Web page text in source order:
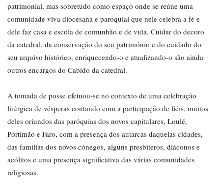
patrimonial, mas sobretudo como espaço onde se reúne uma
comunidade viva diocesana e paroquial que nele celebra a fé e
dele faz casa e escola de comunhão e de vida. Cuidar do decoro
da catedral, da conservação do seu património e do cuidado do
seu arquivo histórico, enriquecendo-o e atualizando-o são ainda
outros encargos do Cabido da catedral.
A tomada de posse efetuou-se no contexto de uma celebração
litúrgica de vésperas contando com a participação de fiéis, muitos
deles oriundos das paróquias dos novos capitulares, Loulé,
Portimão e Faro, com a presença dos autarcas daquelas cidades,
das famílias dos novos cónegos, alguns presbíteros, diáconos e
acólitos e uma presença significativa das várias comunidades
religiosas.